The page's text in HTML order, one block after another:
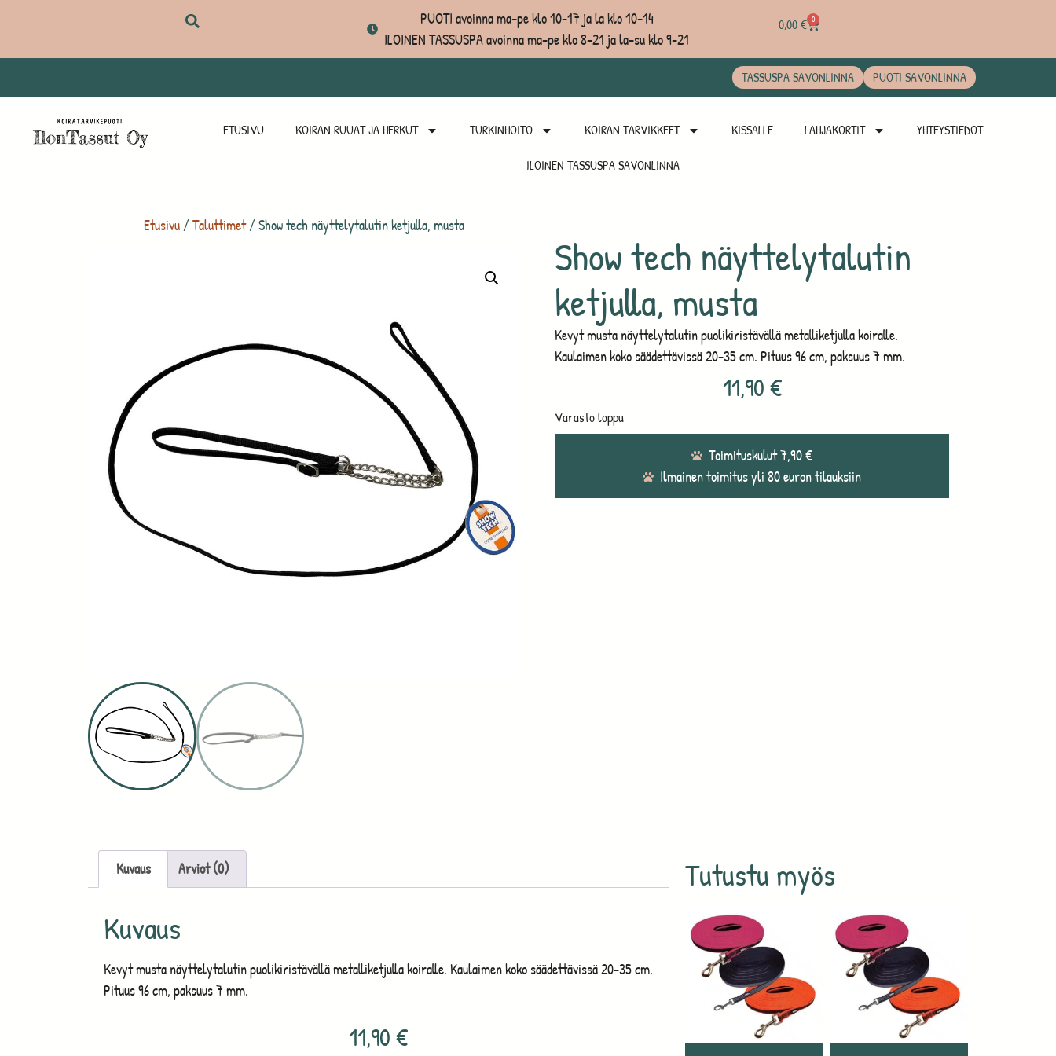
PUOTI avoinna ma-pe klo 10-17 ja la klo 10-14
ILOINEN TASSUSPA avoinna ma-pe klo 8-21 ja la-su klo 9-21
0,00€ 0
TASSUSPA SAVONLINNA PUOTI SAVONLINNA
ETUSIVU KOIRAN RUUAT JA HERKUT TURKINHOITO KOIRAN TARVIKKEET KISSALLE LAHJAKORTIT YHTEYSTIEDOT
ILOINEN TASSUSPA SAVONLINNA
Etusivu/Taluttimet/ Show tech näyttelytalutin ketjulla, musta
Show tech näyttelytalutin
ketjulla, musta
Kevyt musta näyttelytalutin puolikiristävällä metalliketjulla koiralle.
Kaulaimen koko säädettävissä 20-35 cm. Pituus 96 cm, paksuus 7 mm.
11,90€
Varasto loppu
Toimituskulut 7,90 €
Ilmainen toimitus yli 80 euron tilauksiin
Tutustu myös
Kuvaus Arviot (0)
Kuvaus
Kevyt musta näyttelytalutin puolikiristävällä metalliketjulla koiralle. Kaulaimen koko säädettävissä 20-35 cm.
Pituus 96 cm, paksuus 7 mm.
11,90€